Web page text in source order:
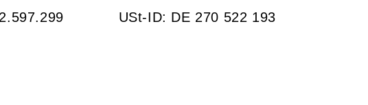
USt-ID: DE 270 522 193